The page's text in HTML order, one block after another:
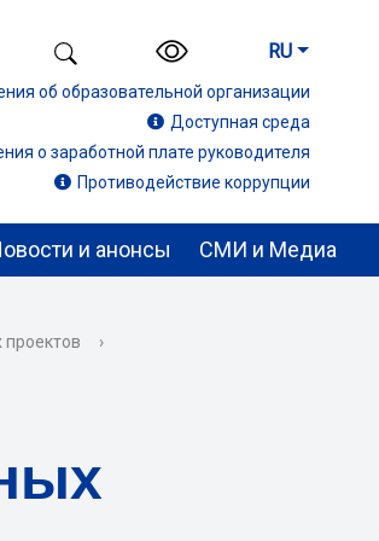
RU
об образовательной организации
Доступная среда
о заработной плате руководителя
Противодействие коррупции
и анонсы СМИ и Медиа
›